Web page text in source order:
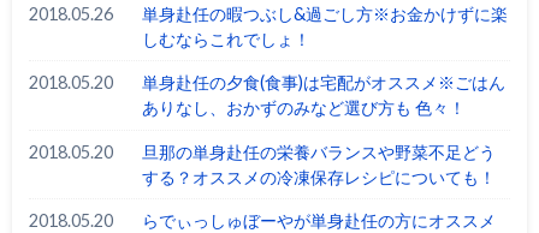
2018.05.26
単身赴任の暇つぶし&過ごし方※お金かけずに楽
しむならこれでしょ！
2018.05.20
単身赴任の夕食(食事)は宅配がオススメ※ごはん
ありなし、おかずのみなど選び方も 色々！
2018.05.20
旦那の単身赴任の栄養バランスや野菜不足どう
する？オススメの冷凍保存レシピについても！
2018.05.20
らでぃっしゅぼーやが単身赴任の方にオススメ